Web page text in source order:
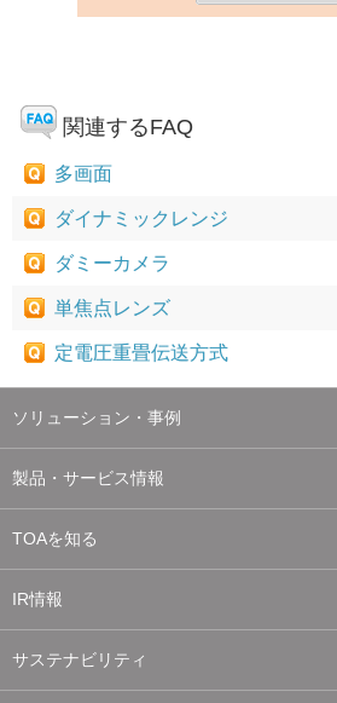
関連するFAQ
多画面
ダイナミックレンジ
ダミーカメラ
単焦点レンズ
定電圧重畳伝送方式
ソリューション・事例
製品・サービス情報
TOAを知る
IR情報
サステナビリティ